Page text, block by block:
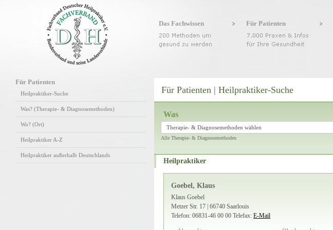
Das Fachwissen Für Patienten
Für Patienten
Heilpraktiker-Suche
Was? (Therapie- & Diagnosemethoden)
Wo? (Ort)
Heilpraktiker A-Z
Heilpraktiker außerhalb Deutschlands
Für Patienten | Heilpraktiker-Suche
Was
Therapie- & Diagnosemethoden wählen
Alle Therapie- & Diagnosemethoden
Heilpraktiker
Goebel, Klaus
Klaus Goebel
Metzer Str. 17 | 66740 Saarlouis
Telefon: 06831-46 00 00 Telefax: E-Mail